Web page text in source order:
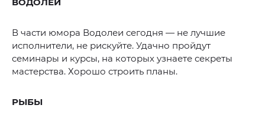
В части юмора Водолеи сегодня — не лучшие
исполнители, не рискуйте. Удачно пройдут
семинары и курсы, на которых узнаете секреты
мастерства. Хорошо строить планы.
РЫБЫ